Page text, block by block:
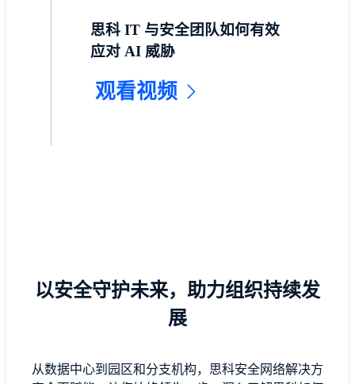
思科 IT 与安全团队如何有效
应对 AI 威胁
观看视频
以安全守护未来，助力组织持续发
展
从数据中心到园区和分支机构，思科安全网络解决方